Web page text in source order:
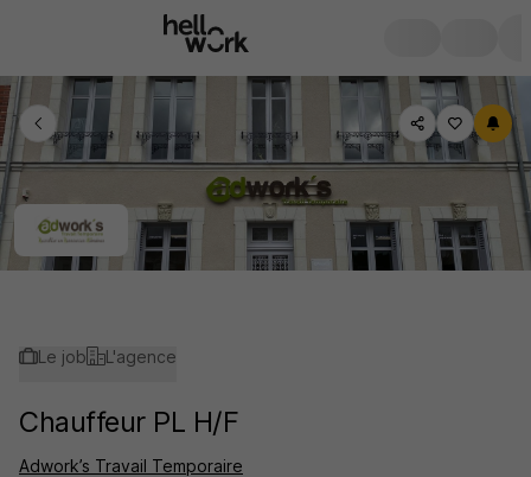
Le job L'agence
Chauffeur PL H/F
Adwork’s Travail Temporaire